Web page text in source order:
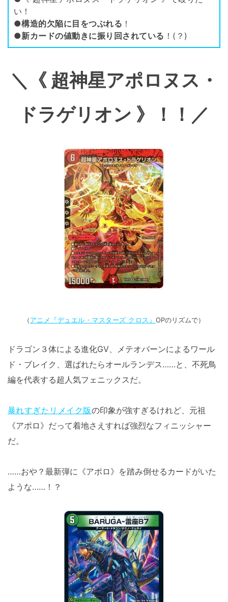
い！
●構造的欠陥に目をつぶれる ！
●新カードの値動きに振り回されている ！(？)
＼《 超神星アポロヌス・
ドラゲリオン 》！！／
（アニメ『デュエル・マスターズ クロス』OPのリズムで）
ドラゴン３体による進化GV、メテオバーンによるワール
ド・ブレイク、選ばれたらオールランデス……と、不死鳥
編を代表する超人気フェニックスだ。
暴れすぎたリメイク版の印象が強すぎるけれど、元祖
《アポロ》だって着地さえすれば強烈なフィニッシャー
だ。
……おや？最新弾に《アポロ》を踏み倒せるカードがいた
ような……！？